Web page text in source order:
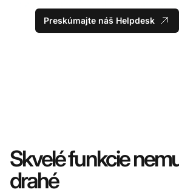
Preskúmajte náš Helpdesk
Skvelé funkcie
drahé